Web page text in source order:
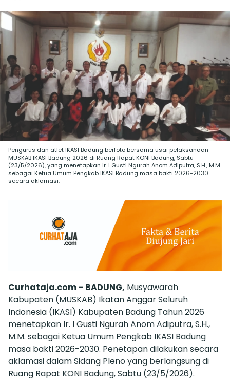
Pengurus dan atlet IKASI Badung berfoto bersama usai pelaksanaan
MUSKAB IKASI Badung 2026 di Ruang Rapat KONI Badung, Sabtu
(23/5/2026), yang menetapkan Ir. I Gusti Ngurah Anom Adiputra, S.H., M.M.
sebagai Ketua Umum Pengkab IKASI Badung masa bakti 2026-2030
secara aklamasi.
Curhataja.com – BADUNG, Musyawarah
Kabupaten (MUSKAB) Ikatan Anggar Seluruh
Indonesia (IKASI) Kabupaten Badung Tahun 2026
menetapkan Ir. I Gusti Ngurah Anom Adiputra, S.H.,
M.M. sebagai Ketua Umum Pengkab IKASI Badung
masa bakti 2026-2030. Penetapan dilakukan secara
aklamasi dalam Sidang Pleno yang berlangsung di
Ruang Rapat KONI Badung, Sabtu (23/5/2026).